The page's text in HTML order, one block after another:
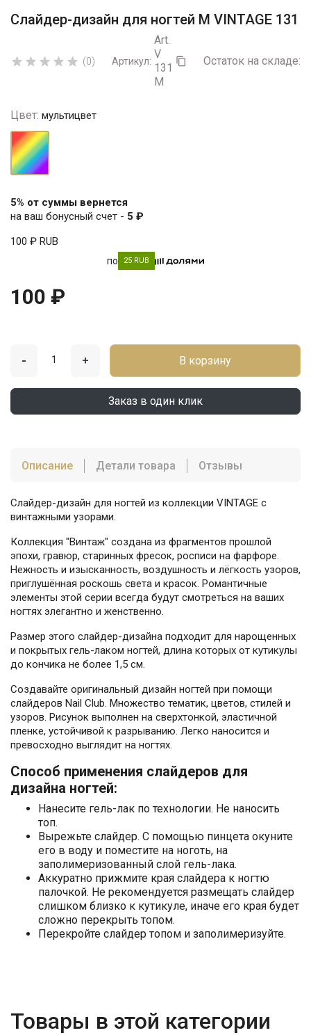
Слайдер-дизайн для ногтей М VINTAGE 131
     (0) Артикул:
Art.
V
131
M
 Остаток на складе:
Цвет: мультицвет
мультицвет
5% от суммы вернется
на ваш бонусный счет - 5 ₽
100 ₽ RUB
по 25 RUB
100 ₽
- + В корзину
Заказ в один клик
Описание Детали товара Отзывы
Слайдер-дизайн для ногтей из коллекции VINTAGE с
винтажными узорами.
Коллекция "Винтаж" создана из фрагментов прошлой
эпохи, гравюр, старинных фресок, росписи на фарфоре.
Нежность и изысканность, воздушность и лёгкость узоров,
приглушённая роскошь света и красок. Романтичные
элементы этой серии всегда будут смотреться на ваших
ногтях элегантно и женственно.
Размер этого слайдер-дизайна подходит для нарощенных
и покрытых гель-лаком ногтей, длина которых от кутикулы
до кончика не более 1,5 см.
Создавайте оригинальный дизайн ногтей при помощи
слайдеров Nail Club. Множество тематик, цветов, стилей и
узоров. Рисунок выполнен на сверхтонкой, эластичной
пленке, устойчивой к разрыванию. Легко наносится и
превосходно выглядит на ногтях.
Способ применения слайдеров для
дизайна ногтей:
Нанесите гель-лак по технологии. Не наносить
топ.
Вырежьте слайдер. С помощью пинцета окуните
его в воду и поместите на ноготь, на
заполимеризованный слой гель-лака.
Аккуратно прижмите края слайдера к ногтю
палочкой. Не рекомендуется размещать слайдер
слишком близко к кутикуле, иначе его края будет
сложно перекрыть топом.
Перекройте слайдер топом и заполимеризуйте.
Товары в этой категории